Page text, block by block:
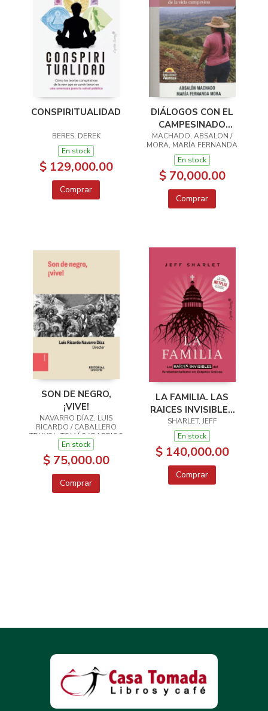
CONSPIRITUALIDAD
BERES, DEREK
En stock
$ 129,000.00
Comprar
DIÁLOGOS CON EL
CAMPESINADO
MUJERES RURALES
MACHADO, ABSALON /
MORA, MARÍA FERNANDA
En stock
$ 70,000.00
Comprar
SON DE NEGRO,
¡VIVE!
NAVARRO DÍAZ, LUIS
RICARDO / CABALLERO
TRUYOL, TOMÁS / BARRIOS
MÁRCELES, DIANA LUZ /
SARABIA CASTILLO,
FRANCISCO JAVIER
En stock
$ 75,000.00
Comprar
LA FAMILIA. LAS
RAICES INVISIBLES
DEL
FUNDAMENTALISMO
EN ESTADOS
UNIDOS
SHARLET, JEFF
En stock
$ 140,000.00
Comprar